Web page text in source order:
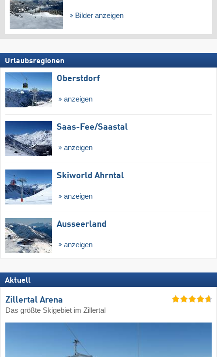
Bilder anzeigen
Urlaubsregionen
Oberstdorf
anzeigen
Saas-Fee/​Saastal
anzeigen
Skiworld Ahrntal
anzeigen
Ausseerland
anzeigen
Aktuell
Zillertal Arena
Das größte Skigebiet im Zillertal